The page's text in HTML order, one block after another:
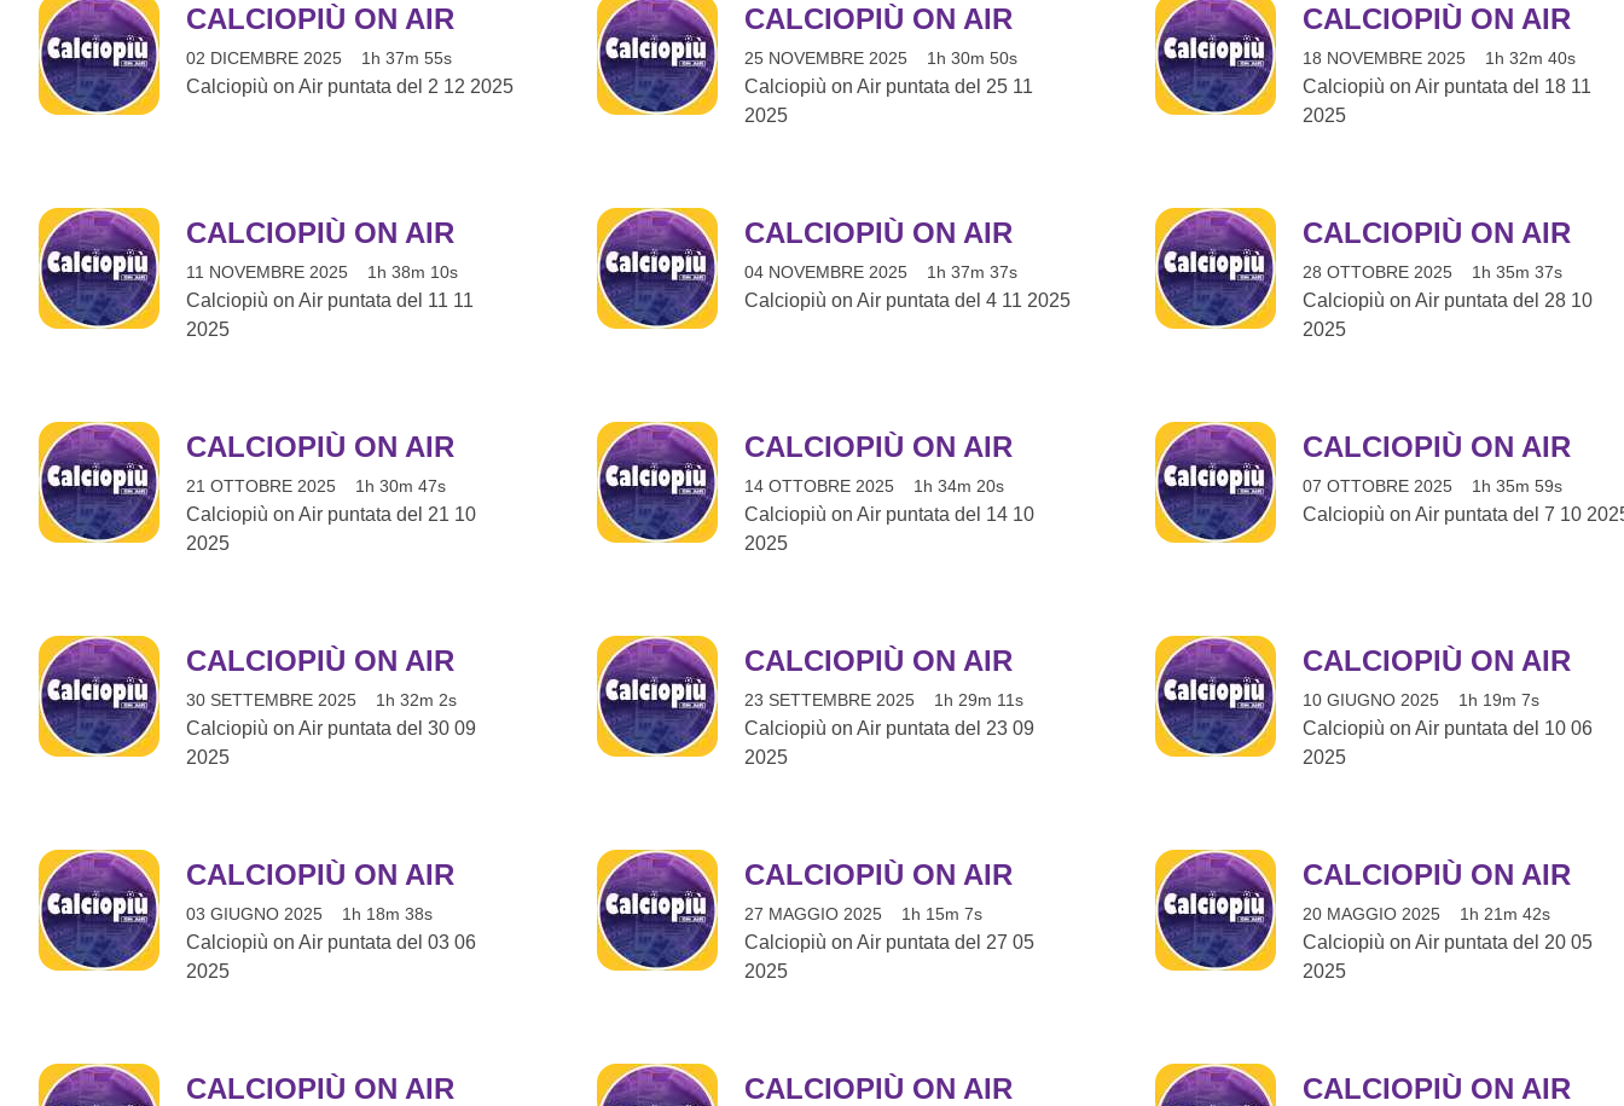
CALCIOPIÙ ON AIR
02 DICEMBRE 2025 1h 37m 55s
Calciopiù on Air puntata del 2 12 2025
CALCIOPIÙ ON AIR
25 NOVEMBRE 2025 1h 30m 50s
Calciopiù on Air puntata del 25 11
2025
CALCIOPIÙ ON AIR
18 NOVEMBRE 2025 1h 32m 40s
Calciopiù on Air puntata del 18 11
2025
CALCIOPIÙ ON AIR
11 NOVEMBRE 2025 1h 38m 10s
Calciopiù on Air puntata del 11 11
2025
CALCIOPIÙ ON AIR
04 NOVEMBRE 2025 1h 37m 37s
Calciopiù on Air puntata del 4 11 2025
CALCIOPIÙ ON AIR
28 OTTOBRE 2025 1h 35m 37s
Calciopiù on Air puntata del 28 10
2025
CALCIOPIÙ ON AIR
21 OTTOBRE 2025 1h 30m 47s
Calciopiù on Air puntata del 21 10
2025
CALCIOPIÙ ON AIR
14 OTTOBRE 2025 1h 34m 20s
Calciopiù on Air puntata del 14 10
2025
CALCIOPIÙ ON AIR
07 OTTOBRE 2025 1h 35m 59s
Calciopiù on Air puntata del 7 10
CALCIOPIÙ ON AIR
30 SETTEMBRE 2025 1h 32m 2s
Calciopiù on Air puntata del 30 09
2025
CALCIOPIÙ ON AIR
23 SETTEMBRE 2025 1h 29m 11s
Calciopiù on Air puntata del 23 09
2025
CALCIOPIÙ ON AIR
10 GIUGNO 2025 1h 19m 7s
Calciopiù on Air puntata del 10 06
2025
CALCIOPIÙ ON AIR
03 GIUGNO 2025 1h 18m 38s
Calciopiù on Air puntata del 03 06
2025
CALCIOPIÙ ON AIR
27 MAGGIO 2025 1h 15m 7s
Calciopiù on Air puntata del 27 05
2025
CALCIOPIÙ ON AIR
20 MAGGIO 2025 1h 21m 42s
Calciopiù on Air puntata del 20 05
2025
CALCIOPIÙ ON AIR CALCIOPIÙ ON AIR CALCIOPIÙ ON AIR